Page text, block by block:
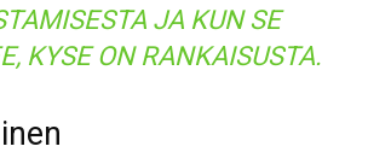
JA KUN SE
KYSE ON RANKAISUSTA.